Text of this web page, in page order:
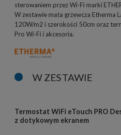
sterowaniem przez Wi-Fi marki
W zestawie mata grzewcza Etherma
120W/m2 i szerokości 50cm oraz
Pro Wi-Fi i akcesoria.
W ZESTAWIE
Termostat WiFi eTouch PRO
z dotykowym ekranem